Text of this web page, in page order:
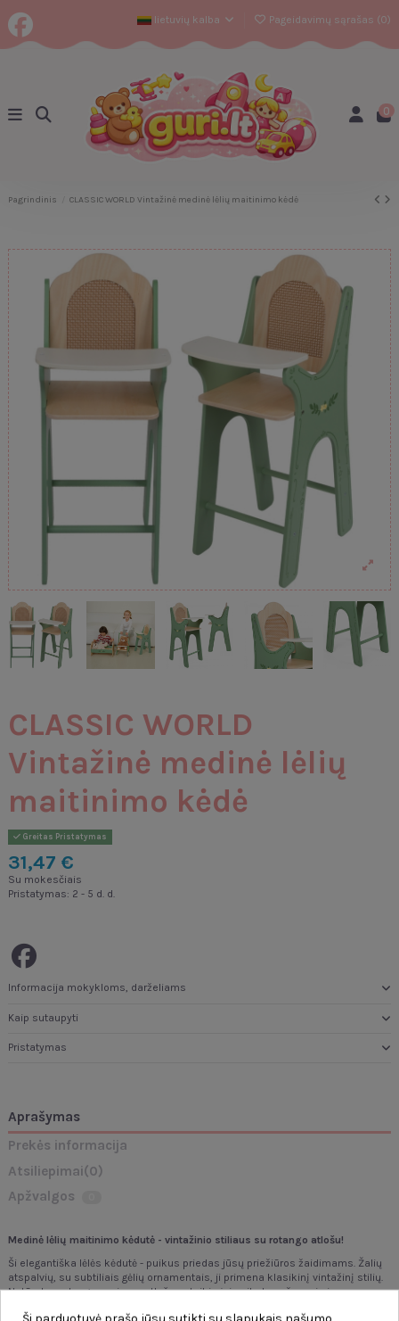
lietuvių kalba Pageidavimų sąrašas (0)
0
Pagrindinis CLASSIC WORLD Vintažinė medinė lėlių maitinimo kėdė
CLASSIC WORLD
Vintažinė medinė lėlių
maitinimo kėdė
Greitas Pristatymas
31,47 €
Su mokesčiais
Pristatymas: 2 - 5 d. d.
Informacija mokykloms, darželiams
Kaip sutaupyti
Pristatymas
Aprašymas
Prekės informacija
Atsiliepimai(0)
Apžvalgos
Medinė lėlių maitinimo kėdutė - vintažinio stiliaus su rotango atlošu!
Ši elegantiška lėlės kėdutė - puikus priedas jūsų priežiūros žaidimams. Žalių
atspalvių, su subtiliais gėlių ornamentais, ji primena klasikinį vintažinį stilių.
Natūralus rotango pynimas atloše suteikia jai unikalaus žavesio ir